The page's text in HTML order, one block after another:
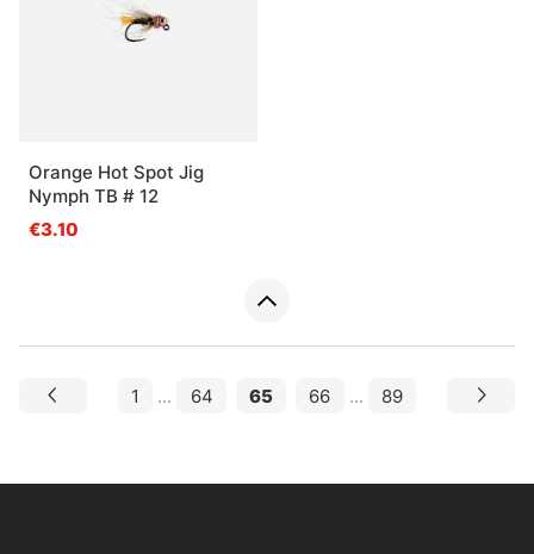
Orange Hot Spot Jig
Nymph TB # 12
€3.10
1 ... 64 65 66 ... 89